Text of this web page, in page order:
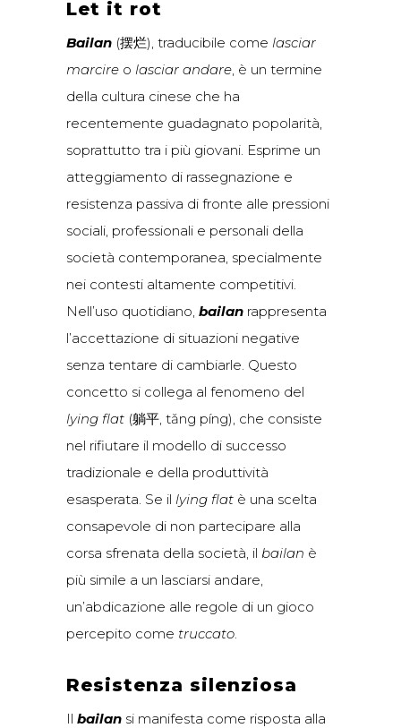
Let it rot
Bailan (摆烂), traducibile come lasciar
marcire o lasciar andare, è un termine
della cultura cinese che ha
recentemente guadagnato popolarità,
soprattutto tra i più giovani. Esprime un
atteggiamento di rassegnazione e
resistenza passiva di fronte alle pressioni
sociali, professionali e personali della
società contemporanea, specialmente
nei contesti altamente competitivi.
Nell’uso quotidiano, bailan rappresenta
l’accettazione di situazioni negative
senza tentare di cambiarle. Questo
concetto si collega al fenomeno del
lying flat (躺平, tǎng píng), che consiste
nel rifiutare il modello di successo
tradizionale e della produttività
esasperata. Se il lying flat è una scelta
consapevole di non partecipare alla
corsa sfrenata della società, il bailan è
più simile a un lasciarsi andare,
un’abdicazione alle regole di un gioco
percepito come truccato.
Resistenza silenziosa
Il bailan si manifesta come risposta alla